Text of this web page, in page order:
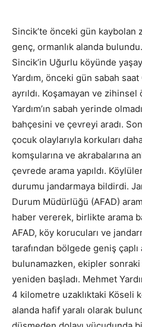
Sincik’te önceki gün kaybolan
genç, ormanlık alanda bulundu.
Sincik’in Uğurlu köyünde
Yardım, önceki gün sabah
ayrıldı. Koşamayan ve
Yardım’ın sabah yerinde
bahçesini ve çevreyi aradı.
çocuk olaylarıyla korkuları
komşularına ve akrabalarına
çevrede arama yapıldı.
durumu jandarmaya bildirdi.
Durum Müdürlüğü (AFAD)
haber vererek, birlikte arama
AFAD, köy korucuları ve
tarafından bölgede geniş çaplı
bulunamazken, ekipler sonraki
yeniden başladı. Mehmet
4 kilometre uzaklıktaki Köseli
alanda hafif yaralı olarak